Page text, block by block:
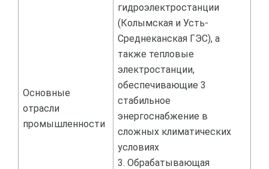
Основные
отрасли
промышленности
гидроэлектростанции
(Колымская и Усть-
Среднеканская ГЭС), а
также тепловые
электростанции,
обеспечивающие 3
стабильное
энергоснабжение в
сложных климатических
условиях
3. Обрабатывающая